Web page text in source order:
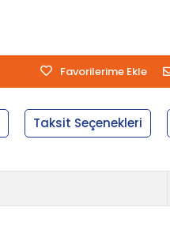
Favorilerime Ekle
Taksit Seçenekleri